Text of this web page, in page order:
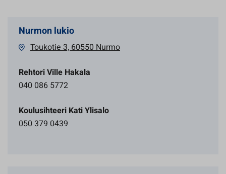
Nurmon lukio
Toukotie 3, 60550 Nurmo
Rehtori Ville Hakala
040 086 5772
Koulusihteeri Kati Ylisalo
050 379 0439